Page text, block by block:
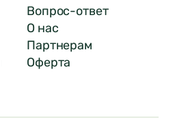
Вопрос-ответ
О нас
Партнерам
Оферта